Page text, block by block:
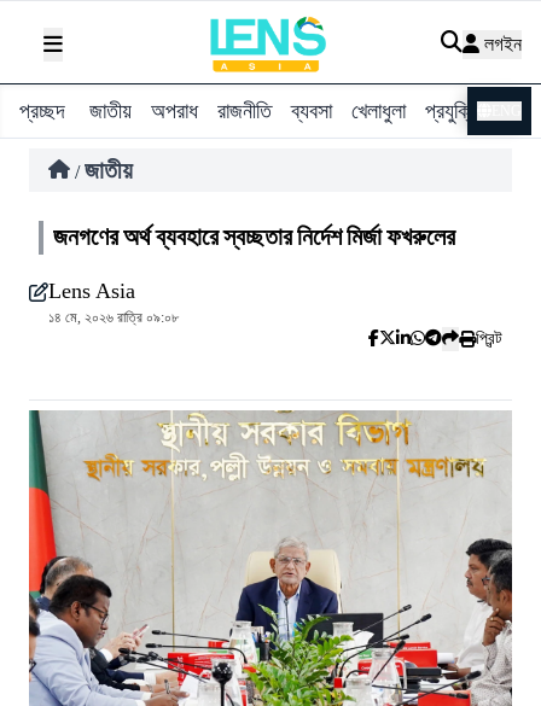
লগইন
প্রচ্ছদ জাতীয় অপরাধ রাজনীতি ব্যবসা খেলাধুলা প্রযুক্তি
/ জাতীয়
জনগণের অর্থ ব্যবহারে স্বচ্ছতার নির্দেশ মির্জা ফখরুলের
Lens Asia
১৪ মে, ২০২৬ রাত্রি ০৯:০৮
প্রিন্ট